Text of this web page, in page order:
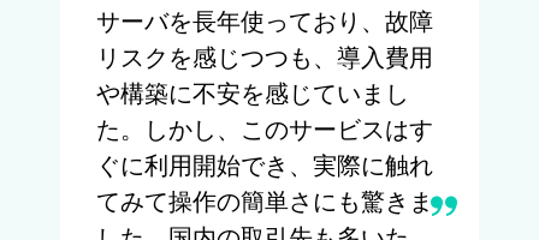
サーバを長年使っており、故障
リスクを感じつつも、導入費用
や構築に不安を感じていまし
た。しかし、このサービスはす
ぐに利用開始でき、実際に触れ
てみて操作の簡単さにも驚きま